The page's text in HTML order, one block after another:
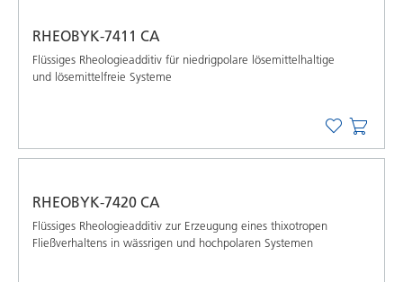
RHEOBYK-7411 CA
Flüssiges Rheologieadditiv für niedrigpolare lösemittelhaltige
und lösemittelfreie Systeme
RHEOBYK-7420 CA
Flüssiges Rheologieadditiv zur Erzeugung eines thixotropen
Fließverhaltens in wässrigen und hochpolaren Systemen